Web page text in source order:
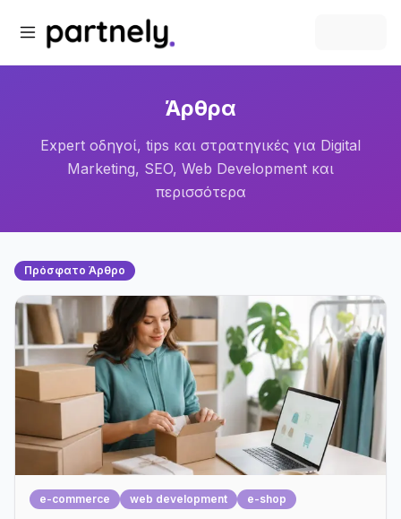
Άρθρα
Expert οδηγοί, tips και στρατηγικές για Digital
Marketing, SEO, Web Development και
περισσότερα
Πρόσφατο Άρθρο
e-commerce web development e-shop